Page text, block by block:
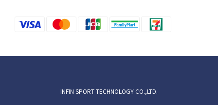
INFIN SPORT TECHNOLOGY CO.,LTD.